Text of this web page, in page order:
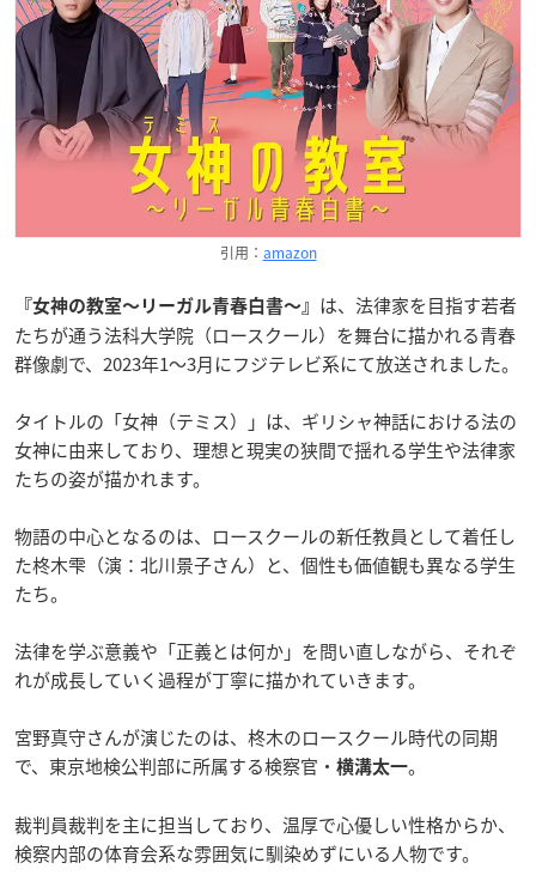
引用： amazon
『女神の教室〜リーガル青春白書〜』 は、法律家を目指す若者
たちが通う法科大学院（ロースクール）を舞台に描かれる青春
群像劇で、2023年1～3月にフジテレビ系にて放送されました。
タイトルの「女神（テミス）」は、ギリシャ神話における法の
女神に由来しており、理想と現実の狭間で揺れる学生や法律家
たちの姿が描かれます。
物語の中心となるのは、ロースクールの新任教員として着任し
た柊木雫（演：北川景子さん）と、個性も価値観も異なる学生
たち。
法律を学ぶ意義や「正義とは何か」を問い直しながら、それぞ
れが成長していく過程が丁寧に描かれていきます。
宮野真守さんが演じたのは、柊木のロースクール時代の同期
で、東京地検公判部に所属する検察官・ 横溝太一。
裁判員裁判を主に担当しており、温厚で心優しい性格からか、
検察内部の体育会系な雰囲気に馴染めずにいる人物です。